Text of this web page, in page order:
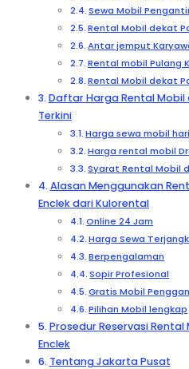
Sewa Mobil
Rental Mobil dekat
Antar jemput
Rental mobil Pulang
Rental Mobil dekat
Daftar Harga Rental Mobil
Terkini
Harga sewa mobil
Harga rental mobil
Syarat Rental Mobil
Alasan Menggunakan
Enclek dari Kulorental
Online 24 Jam
Harga Sewa
Berpengalaman
Sopir Profesional
Gratis Mobil
Pilihan Mobil lengkap
Prosedur Reservasi
Enclek
Tentang Jakarta Pusat